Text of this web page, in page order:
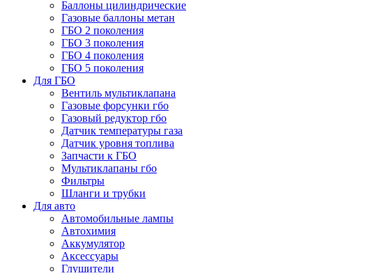
Баллоны цилиндрические
Газовые баллоны метан
ГБО 2 поколения
ГБО 3 поколения
ГБО 4 поколения
ГБО 5 поколения
Для ГБО
Вентиль мультиклапана
Газовые форсунки гбо
Газовый редуктор гбо
Датчик температуры газа
Датчик уровня топлива
Запчасти к ГБО
Мультиклапаны гбо
Фильтры
Шланги и трубки
Для авто
Автомобильные лампы
Автохимия
Аккумулятор
Аксессуары
Глушители